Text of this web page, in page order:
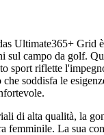
Ultimate365+ Grid
sul campo da golf.
sport riflette
soddisfa le
di alta qualità, la
femminile. La sua